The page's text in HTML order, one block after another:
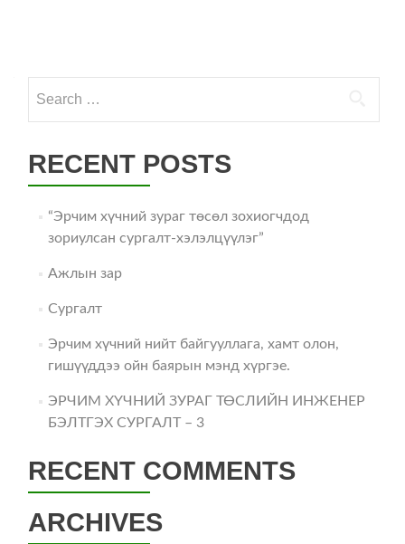
for:
RECENT POSTS
“Эрчим хүчний зураг төсөл зохиогчдод
зориулсан сургалт-хэлэлцүүлэг”
Ажлын зар
Сургалт
Эрчим хүчний нийт байгууллага, хамт олон,
гишүүддээ ойн баярын мэнд хүргэе.
ЭРЧИМ ХҮЧНИЙ ЗУРАГ ТӨСЛИЙН ИНЖЕНЕР
БЭЛТГЭХ СУРГАЛТ – 3
RECENT COMMENTS
ARCHIVES